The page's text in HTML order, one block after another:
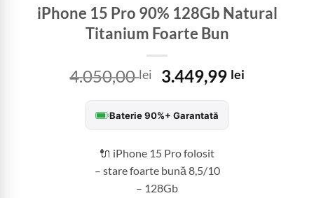
iPhone 15 Pro 90% 128Gb Natural
Titanium Foarte Bun
4.050,00lei
Prețul
a
fost:
3.449,99 leiPrețul
Baterie 90%+ Garantată
🔌 iPhone 15 Pro folosit
– stare foarte bună 8,5/10
– 128Gb